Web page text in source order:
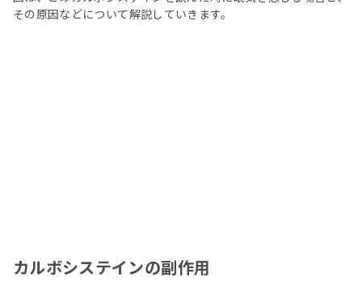
その原因などについて解説していきます。
カルボシステインの副作用